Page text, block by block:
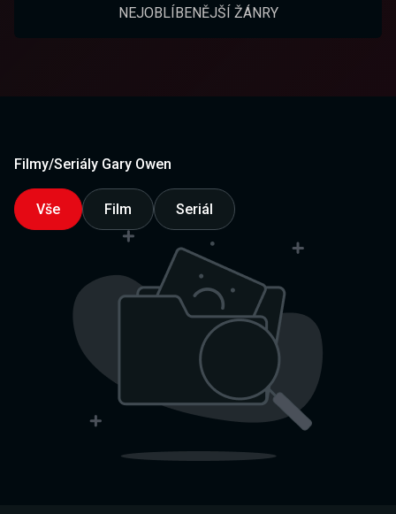
NEJOBLÍBENĚJŠÍ ŽÁNRY
Filmy/Seriály Gary Owen
Vše Film Seriál